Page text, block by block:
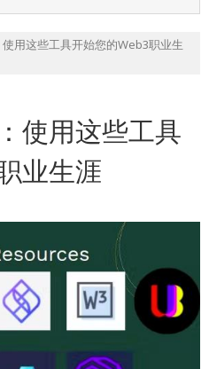
用这些工具开始您的Web3职业生
使用这些工具
业生涯